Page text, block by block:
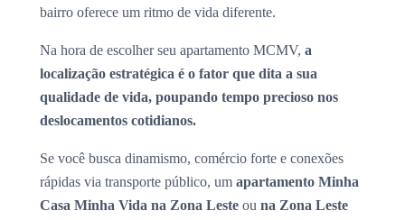
bairro oferece um ritmo de vida diferente.
Na hora de escolher seu apartamento MCMV, a
localização estratégica é o fator que dita a sua
qualidade de vida, poupando tempo precioso nos
deslocamentos cotidianos.
Se você busca dinamismo, comércio forte e conexões
rápidas via transporte público, um apartamento Minha
Casa Minha Vida na Zona Leste ou na Zona Leste